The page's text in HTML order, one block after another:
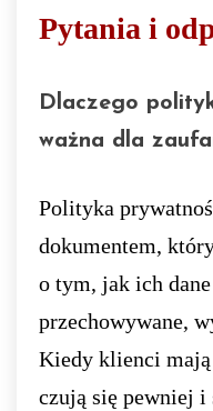
Pytania i
Dlaczego
ważna dla
Polityka
dokumentem,
o tym, jak ich
przechowywane,
Kiedy klienci
czują się pewniej i